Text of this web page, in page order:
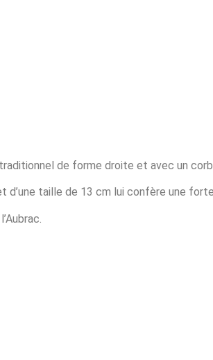
de forme droite et avec un
taille de 13 cm lui confère une